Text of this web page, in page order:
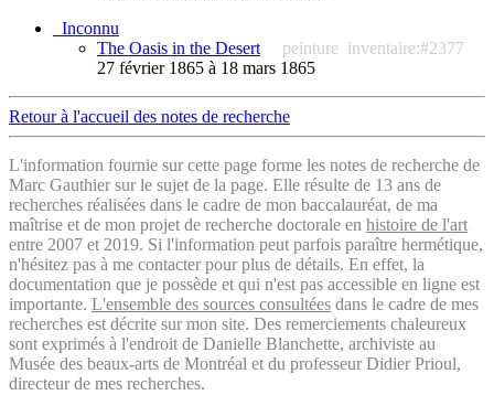
_Inconnu
The Oasis in the Desert
peinture inventaire:#2377
27 février 1865 à 18 mars 1865
Retour à l'accueil des notes de recherche
L'information fournie sur cette page forme les notes de recherche de
Marc Gauthier sur le sujet de la page. Elle résulte de 13 ans de
recherches réalisées dans le cadre de mon baccalauréat, de ma
maîtrise et de mon projet de recherche doctorale en histoire de l'art
entre 2007 et 2019. Si l'information peut parfois paraître hermétique,
n'hésitez pas à me contacter pour plus de détails. En effet, la
documentation que je possède et qui n'est pas accessible en ligne est
importante. L'ensemble des sources consultées dans le cadre de mes
recherches est décrite sur mon site. Des remerciements chaleureux
sont exprimés à l'endroit de Danielle Blanchette, archiviste au
Musée des beaux-arts de Montréal et du professeur Didier Prioul,
directeur de mes recherches.